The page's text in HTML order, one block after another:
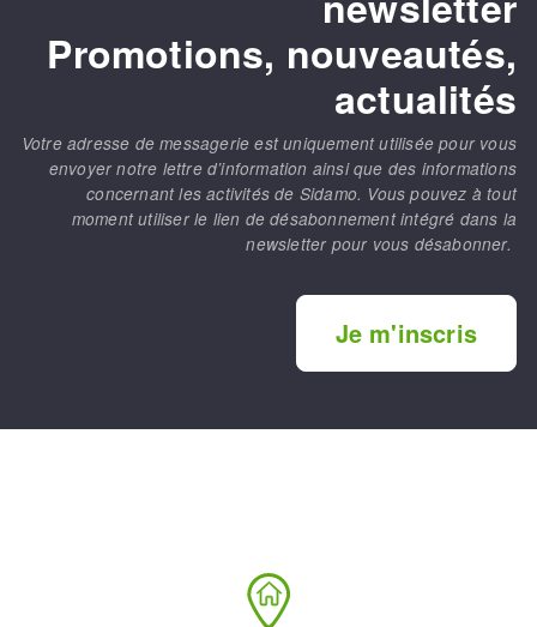
Promotions, nouveautés,
actualités
Votre adresse de messagerie est uniquement utilisée pour vous
envoyer notre lettre d’information ainsi que des informations
concernant les activités de Sidamo. Vous pouvez à tout
moment utiliser le lien de désabonnement intégré dans la
newsletter pour vous désabonner.
Je m'inscris